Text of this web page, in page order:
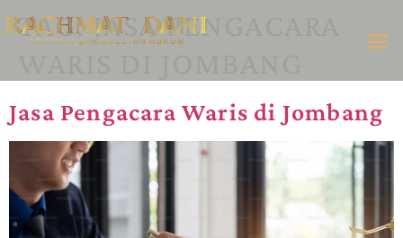
TAG:JASA PENGACARA
Jasa Pengacara Waris di Jombang